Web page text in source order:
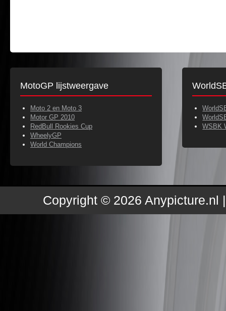
MotoGP lijstweergave
Moto 2 en Moto 3
Motor GP 2010
RedBull Rookies Cup
WheelyGP
World Champions
WSBK
Copyright © 2026 Anypicture.nl